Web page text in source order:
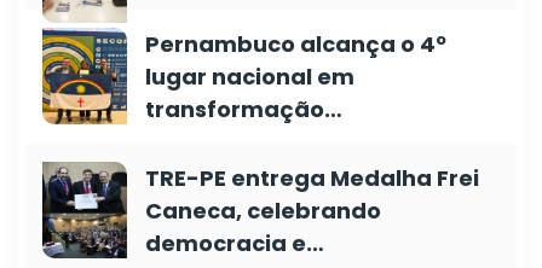
Pernambuco alcança o 4º
lugar nacional em
transformação…
TRE-PE entrega Medalha Frei
Caneca, celebrando
democracia e…